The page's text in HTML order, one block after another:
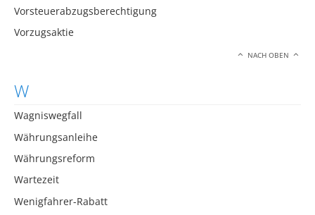
Vorsteuerabzugsberechtigung
Vorzugsaktie
NACH OBEN
W
Wagniswegfall
Währungsanleihe
Währungsreform
Wartezeit
Wenigfahrer-Rabatt